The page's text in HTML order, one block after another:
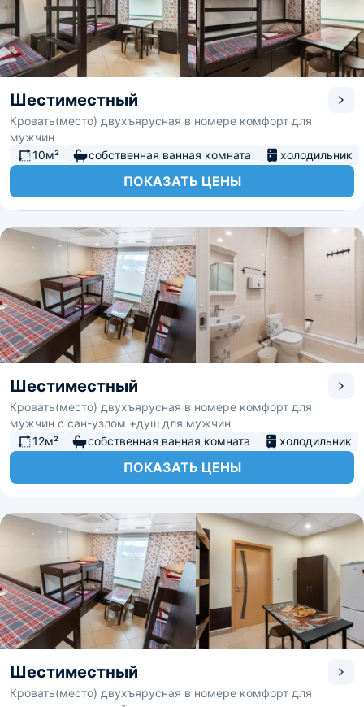
Шестиместный
Кровать(место) двухъярусная в номере комфорт для
мужчин
10м²
собственная ванная комната холодильник
ПОКАЗАТЬ ЦЕНЫ
Шестиместный
Кровать(место) двухъярусная в номере комфорт для
мужчин с сан-узлом +душ для мужчин
12м²
собственная ванная комната холодильник
ПОКАЗАТЬ ЦЕНЫ
Шестиместный
Кровать(место) двухъярусная в номере комфорт для